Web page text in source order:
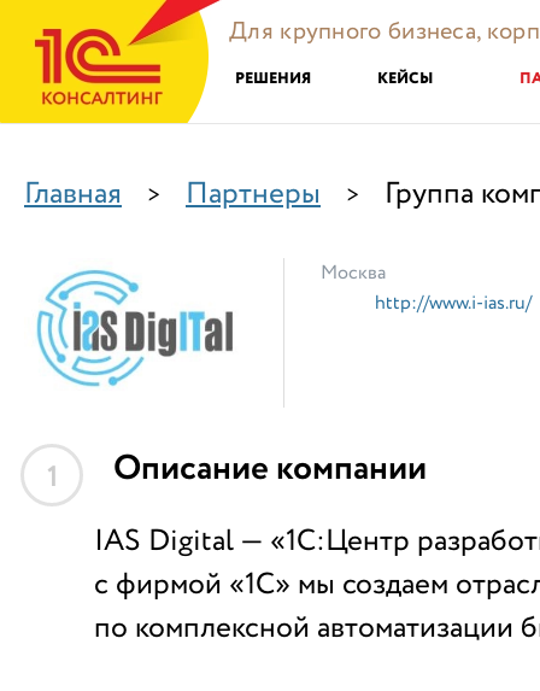
Для крупного бизнеса,
РЕШЕНИЯ КЕЙСЫ
Главная > Партнеры > Группа
Москва
http://www.i-ias.ru/
1 Описание компании
IAS Digital — «1С:Центр
с фирмой «1С» мы создаем
по комплексной автоматизации